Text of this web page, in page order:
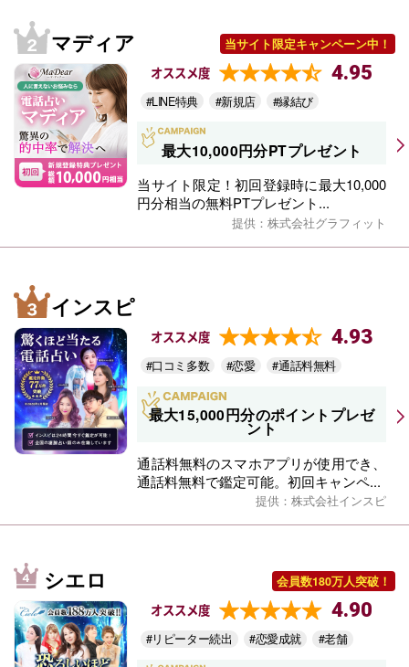
マディア 当サイト限定キャンペーン中！
オススメ度 4.95
#LINE特典 #新規店 #縁結び
最大10,000円分PTプレゼント
当サイト限定！初回登録時に最大10,000
円分相当の無料PTプレゼント...
提供：株式会社グラフィット
インスピ
オススメ度 4.93
#口コミ多数 #恋愛 #通話料無料
最大15,000円分のポイントプレゼ
ント
通話料無料のスマホアプリが使用でき、
通話料無料で鑑定可能。初回キャンペ...
提供：株式会社インスピ
シエロ 会員数180万人突破！
オススメ度 4.90
#リピーター続出 #恋愛成就 #老舗